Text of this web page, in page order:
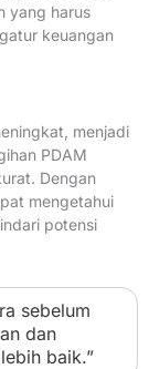
yang harus
keuangan
menjadi
PDAM
Dengan
mengetahui
potensi
sebelum
dan
baik.”